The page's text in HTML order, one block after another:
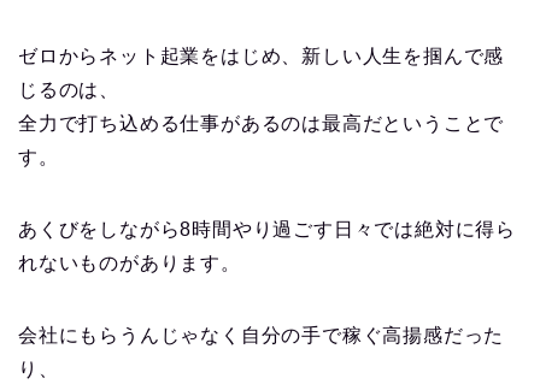
ゼロからネット起業をはじめ、新しい人生を掴んで感
じるのは、
全力で打ち込める仕事があるのは最高だということで
す。
あくびをしながら8時間やり過ごす日々では絶対に得ら
れないものがあります。
会社にもらうんじゃなく自分の手で稼ぐ高揚感だった
り、